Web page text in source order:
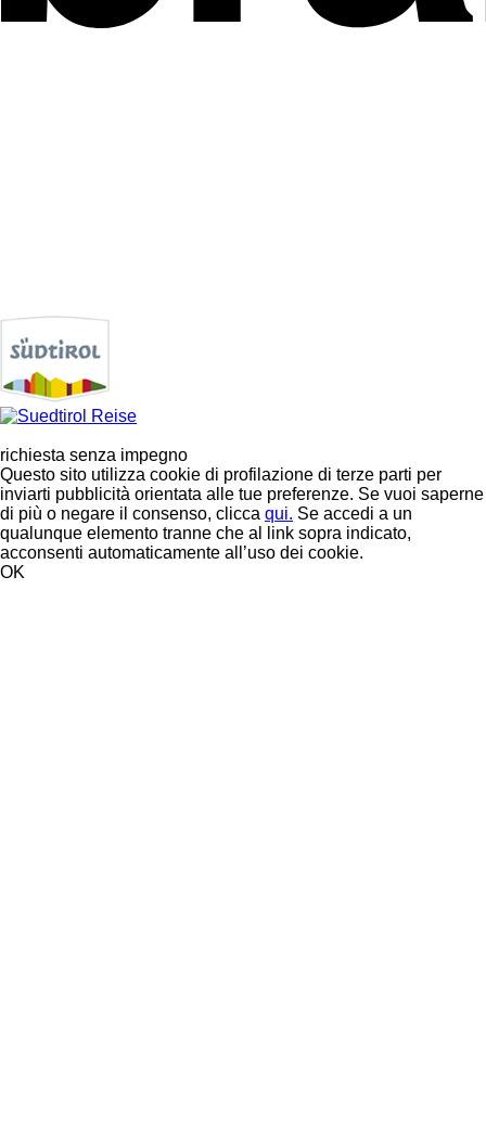
richiesta senza impegno
Questo sito utilizza cookie di profilazione di terze parti per
inviarti pubblicità orientata alle tue preferenze. Se vuoi saperne
di più o negare il consenso, clicca qui. Se accedi a un
qualunque elemento tranne che al link sopra indicato,
acconsenti automaticamente all’uso dei cookie.
OK